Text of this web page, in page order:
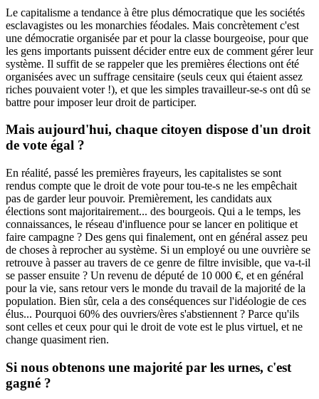
Le capitalisme a tendance à être plus démocratique que les sociétés
esclavagistes ou les monarchies féodales. Mais concrètement c'est
une démocratie organisée par et pour la classe bourgeoise, pour que
les gens importants puissent décider entre eux de comment gérer leur
système. Il suffit de se rappeler que les premières élections ont été
organisées avec un suffrage censitaire (seuls ceux qui étaient assez
riches pouvaient voter !), et que les simples travailleur-se-s ont dû se
battre pour imposer leur droit de participer.
Mais aujourd'hui, chaque citoyen dispose d'un droit
de vote égal ?
En réalité, passé les premières frayeurs, les capitalistes se sont
rendus compte que le droit de vote pour tou-te-s ne les empêchait
pas de garder leur pouvoir. Premièrement, les candidats aux
élections sont majoritairement... des bourgeois. Qui a le temps, les
connaissances, le réseau d'influence pour se lancer en politique et
faire campagne ? Des gens qui finalement, ont en général assez peu
de choses à reprocher au système. Si un employé ou une ouvrière se
retrouve à passer au travers de ce genre de filtre invisible, que va-t-il
se passer ensuite ? Un revenu de député de 10 000 €, et en général
pour la vie, sans retour vers le monde du travail de la majorité de la
population. Bien sûr, cela a des conséquences sur l'idéologie de ces
élus... Pourquoi 60% des ouvriers/ères s'abstiennent ? Parce qu'ils
sont celles et ceux pour qui le droit de vote est le plus virtuel, et ne
change quasiment rien.
Si nous obtenons une majorité par les urnes, c'est
gagné ?